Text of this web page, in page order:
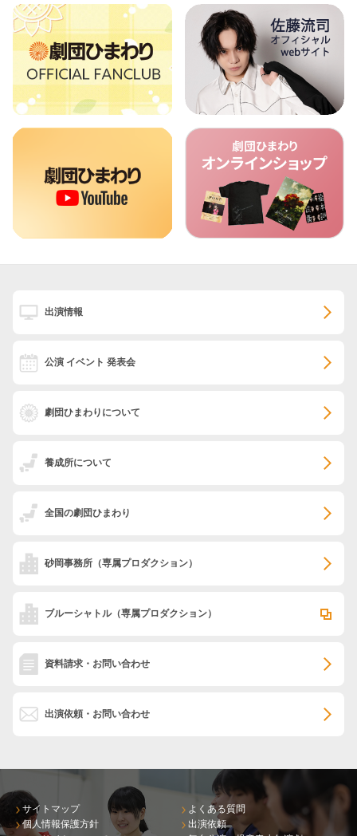
出演情報
公演 イベント 発表会
劇団ひまわりについて
養成所について
全国の劇団ひまわり
砂岡事務所 （専属プロダクション）
ブルーシャトル（専属プロダクション）
資料請求・お問い合わせ
出演依頼・お問い合わせ
サイトマップ
個人情報保護方針
よくある質問
出演依頼